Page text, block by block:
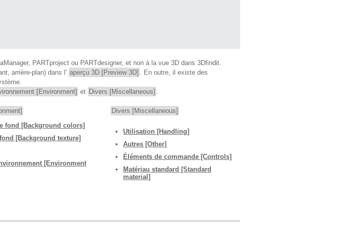
PARTproject ou PARTdesigner, et non à la vue 3D dans 3Dfindit.
arrière-plan) dans l' aperçu 3D [Preview 3D] . En outre, il existe des
[Environment] et Divers [Miscellaneous] .
Divers [Miscellaneous]
fond [Background colors]
[Background texture]
[Environment
Utilisation [Handling]
Autres [Other]
Éléments de commande [Controls]
Matériau standard [Standard
material]